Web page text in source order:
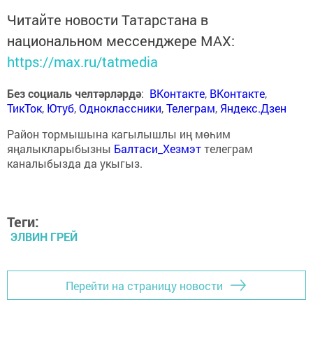
Читайте новости Татарстана в
национальном мессенджере MАХ:
https://max.ru/tatmedia
Без социаль челтәрләрдә: ВКонтакте, ВКонтакте,
ТикТок, Ютуб,Одноклассники,Телеграм, Яндекс.Дзен
Район тормышына кагылышлы иң мөһим
яңалыкларыбызны Балтаси_Хезмэттелеграм
каналыбызда да укыгыз.
Теги:
ЭЛВИН ГРЕЙ
Перейти на страницу новости